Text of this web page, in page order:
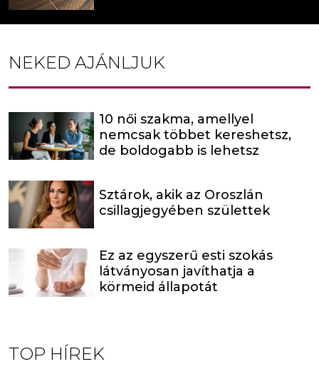
NEKED AJÁNLJUK
10 női szakma, amellyel
nemcsak többet kereshetsz,
de boldogabb is lehetsz
Sztárok, akik az Oroszlán
csillagjegyében születtek
Ez az egyszerű esti szokás
látványosan javíthatja a
körmeid állapotát
TOP HÍREK